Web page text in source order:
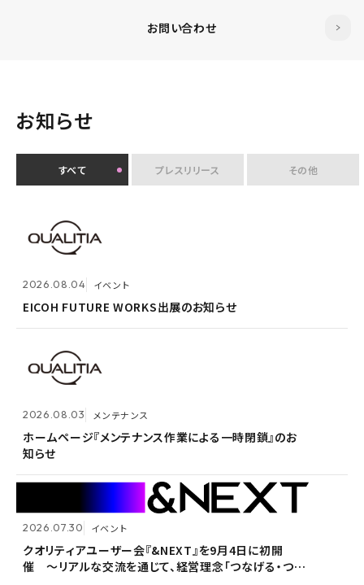
お問い合わせ
お知らせ
すべて プレスリリース その他
2026.08.04 イベント
EICOH FUTURE WORKS出展のお知らせ
2026.08.03 メンテナンス
ホームページ『メンテナンス作業による一時閉鎖』のお
知らせ
2026.07.30 イベント
クオリティアユーザー会『&NEXT』を9月4日に初開
催 〜リアルな交流を通じて、経営理念「つなげる・つな
2026.07.30
クオリティアユーザー会『&NEXT』を9月4日に初開
催 〜リアルな交流を通じて、経営理念「つなげる・つな
がる想いを未来へつなぐ」を体現〜
Active! gate SS、SaaS型メール誤送信防止市場でシ
ェア1位を3年連続獲得
2026.07.09 自社ウェビナー
<7/30 ウェビナー開催>いまさら聞けないPPAP問題～
2026.08.03 メンテナンス
ホームページ『メンテナンス作業による一時閉鎖』のお
2026.05.14 メンテナンス
ホームページ『メンテナンス作業による一時閉鎖』のお
2026.05.13 メンテナンス